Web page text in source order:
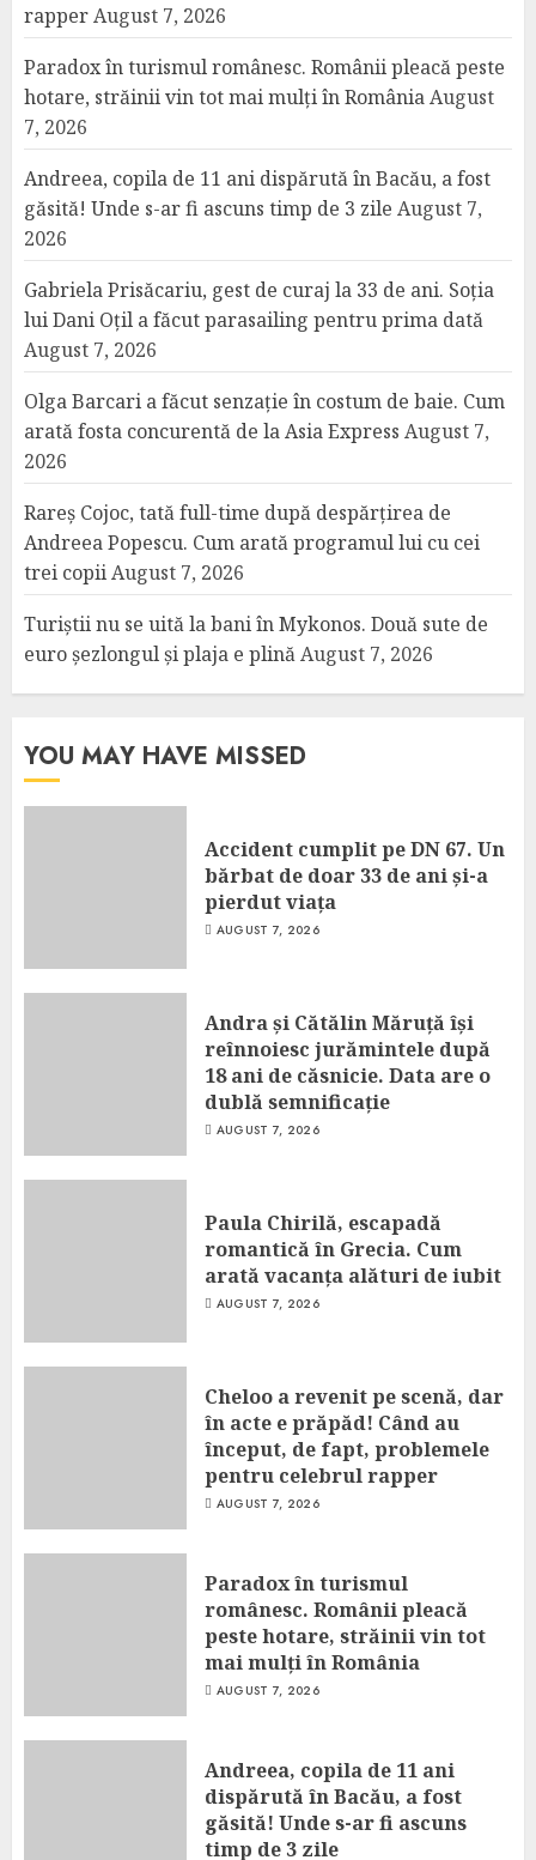
rapperAugust 7, 2026
Paradox în turismul românesc. Românii pleacă peste
hotare, străinii vin tot mai mulți în RomâniaAugust
7, 2026
Andreea, copila de 11 ani dispărută în Bacău, a fost
găsită! Unde s-ar fi ascuns timp de 3 zile August 7,
2026
Gabriela Prisăcariu, gest de curaj la 33 de ani. Soția
lui Dani Oțil a făcut parasailing pentru prima dată
August 7, 2026
Olga Barcari a făcut senzație în costum de baie. Cum
arată fosta concurentă de la Asia Express August 7,
2026
Rareș Cojoc, tată full-time după despărțirea de
Andreea Popescu. Cum arată programul lui cu cei
trei copiiAugust 7, 2026
Turiștii nu se uită la bani în Mykonos. Două sute de
euro șezlongul și plaja e plinăAugust 7, 2026
YOU MAY HAVE MISSED
Accident cumplit pe DN 67. Un
bărbat de doar 33 de ani și-a
pierdut viața
AUGUST 7, 2026
Andra și Cătălin Măruță își
reînnoiesc jurămintele după
18 ani de căsnicie. Data are o
dublă semnificație
AUGUST 7, 2026
Paula Chirilă, escapadă
romantică în Grecia. Cum
arată vacanța alături de iubit
AUGUST 7, 2026
Cheloo a revenit pe scenă, dar
în acte e prăpăd! Când au
început, de fapt, problemele
pentru celebrul rapper
AUGUST 7, 2026
Paradox în turismul
românesc. Românii pleacă
peste hotare, străinii vin tot
mai mulți în România
AUGUST 7, 2026
Andreea, copila de 11 ani
dispărută în Bacău, a fost
găsită! Unde s-ar fi ascuns
timp de 3 zile